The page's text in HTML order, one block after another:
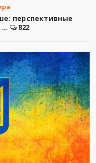
перспективные
822